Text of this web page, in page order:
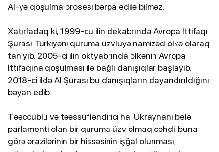
Aİ-yə qoşulma prosesi bərpa edilə bilməz.
Xatırladaq ki, 1999-cu ilin dekabrında Avropa İttifaqı
Şurası Türkiyəni quruma üzvlüyə namizəd ölkə olaraq
tanıyıb. 2005-ci ilin oktyabrında ölkənin Avropa
İttifaqına qoşulması ilə bağlı danışıqlar başlayıb.
2018-ci ildə Aİ Şurası bu danışıqların dayandırıldığını
bəyan edib.
Təəccüblü və təəssüfləndirici hal Ukraynanı belə
parlamenti olan bir quruma üzv olmaq cəhdi, buna
görə ərazilərinin bir hissəsinin işğal olunması,